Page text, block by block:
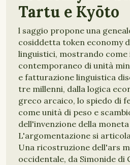
Tartu e Kyōto
l saggio propone una
cosiddetta token economy
linguistici, mostrando
contemporaneo di unità
e fatturazione linguistica
tre millenni, dalla logica
greco arcaico, lo spiedo di
come unità di peso e
dell'invenzione della
L'argomentazione si
Una ricostruzione dell'ars
occidentale, da Simonide di